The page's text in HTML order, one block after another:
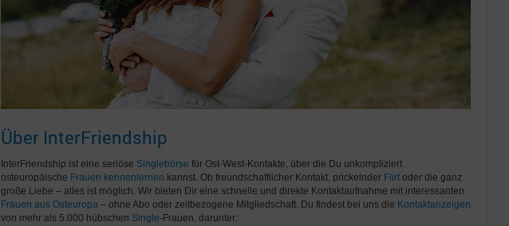
Über InterFriendship
InterFriendship ist eine seriöse Singlebörse für Ost-West-Kontakte, über die Du unkompliziert
osteuropäische Frauen kennenlernen kannst. Ob freundschaftlicher Kontakt, prickelnder Flirt oder die ganz
große Liebe – alles ist möglich. Wir bieten Dir eine schnelle und direkte Kontaktaufnahme mit interessanten
Frauen aus Osteuropa – ohne Abo oder zeitbezogene Mitgliedschaft. Du findest bei uns die Kontaktanzeigen
von mehr als 5.000 hübschen Single-Frauen, darunter: